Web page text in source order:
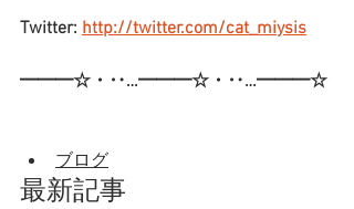
Twitter: http://twitter.com/cat_miysis
━━━☆・‥…━━━☆・‥…━━━☆
ブログ
最新記事